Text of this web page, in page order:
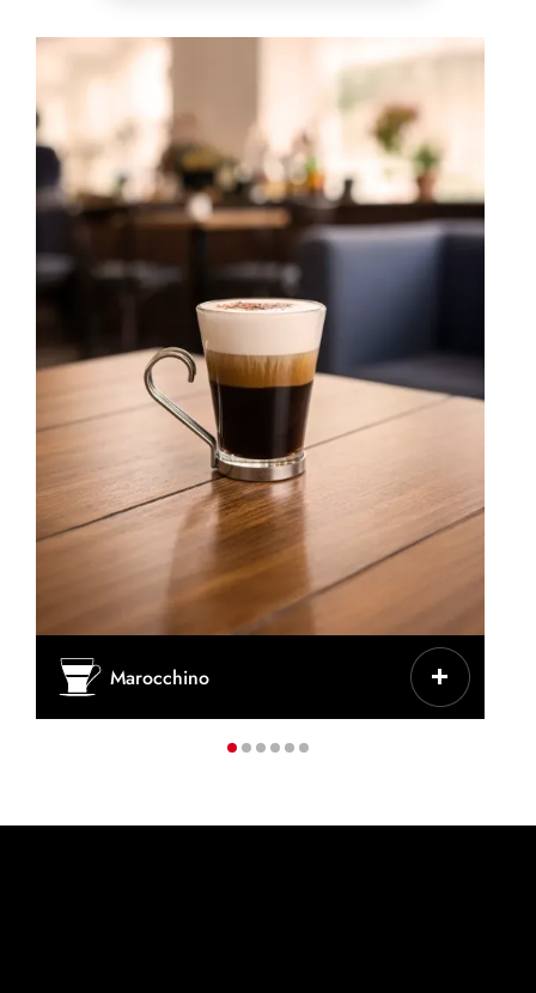
CHARAKTERYSTYKA
Espresso + kakao + pianka mleczna
FILIŻANKA/KUBEK
Niska szklanka z metalowym uchwytem
Marocchino